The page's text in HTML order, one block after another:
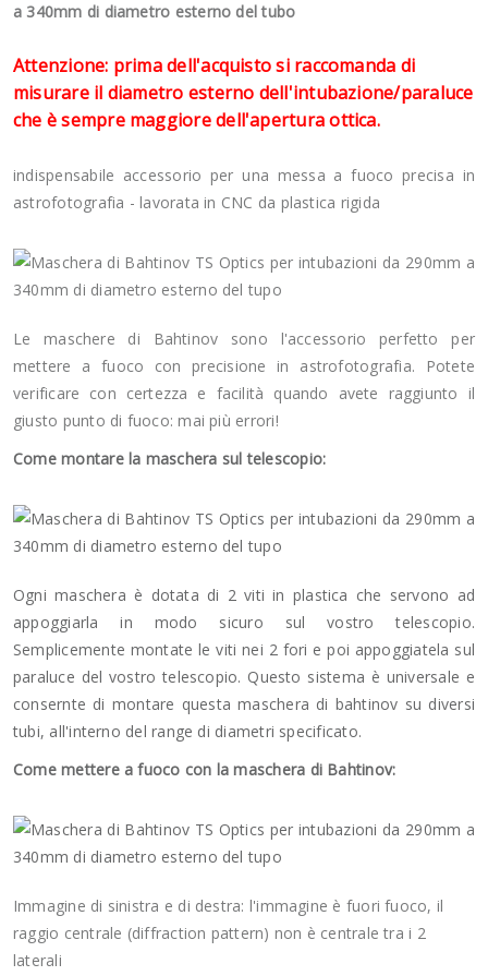
a 340mm di diametro esterno del tubo
Attenzione: prima dell'acquisto si raccomanda di
misurare il diametro esterno dell'intubazione/paraluce
che è sempre maggiore dell'apertura ottica.
indispensabile accessorio per una messa a fuoco precisa in
astrofotografia - lavorata in CNC da plastica rigida
Le maschere di Bahtinov sono l'accessorio perfetto per
mettere a fuoco con precisione in astrofotografia. Potete
verificare con certezza e facilità quando avete raggiunto il
giusto punto di fuoco: mai più errori!
Come montare la maschera sul telescopio:
Ogni maschera è dotata di 2 viti in plastica che servono ad
appoggiarla in modo sicuro sul vostro telescopio.
Semplicemente montate le viti nei 2 fori e poi appoggiatela sul
paraluce del vostro telescopio. Questo sistema è universale e
consernte di montare questa maschera di bahtinov su diversi
tubi, all'interno del range di diametri specificato.
Come mettere a fuoco con la maschera di Bahtinov:
Immagine di sinistra e di destra: l'immagine è fuori fuoco, il
raggio centrale (diffraction pattern) non è centrale tra i 2
laterali